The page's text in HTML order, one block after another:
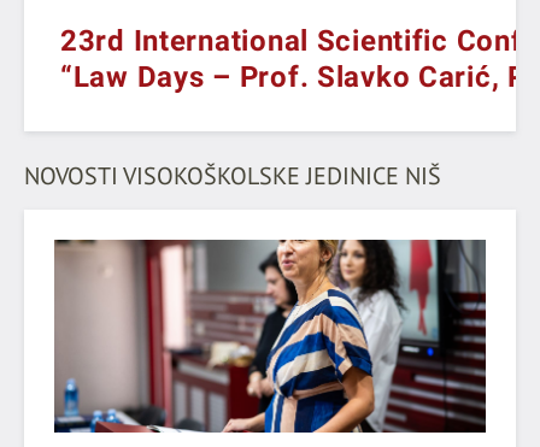
23rd International Scientific
“Law Days – Prof. Slavko Carić,
NOVOSTI VISOKOŠKOLSKE JEDINICE NIŠ